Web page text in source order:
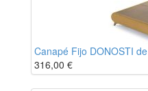
Canapé Fijo DONOSTI de
316,00 €